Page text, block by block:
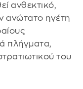
ανθεκτικό,
ανώτατο ηγέτη
πλήγματα,
του